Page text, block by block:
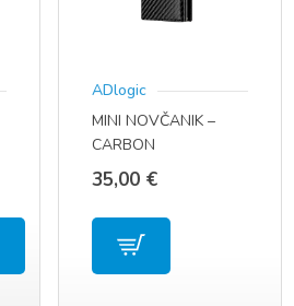
ADlogic
MINI NOVČANIK –
CARBON
MIKROVLAKNO I
METALNI DRŽAČ
KARTICA (RFID)
35,00 €